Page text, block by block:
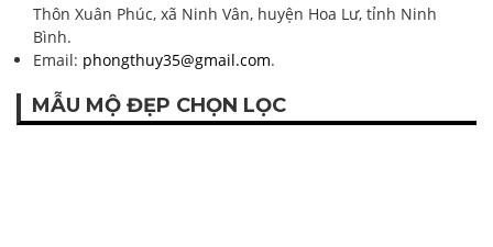
Thôn Xuân Phúc, xã Ninh Vân, huyện Hoa Lư, tỉnh Ninh
Bình.
Email: phongthuy35@gmail.com.
MẪU MỘ ĐẸP CHỌN LỌC